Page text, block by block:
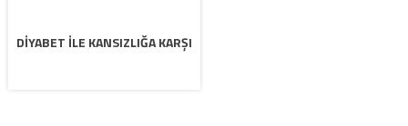
DIYABET ILE KANSIZLIĞA KARŞI